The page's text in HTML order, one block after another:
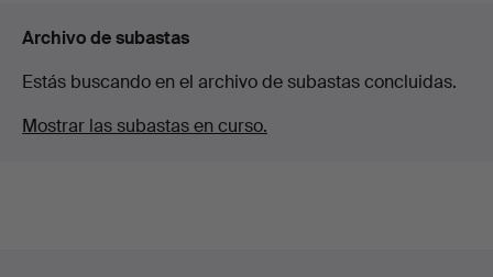
Archivo de subastas
Estás buscando en el archivo de subastas concluidas.
Mostrar las subastas en curso.